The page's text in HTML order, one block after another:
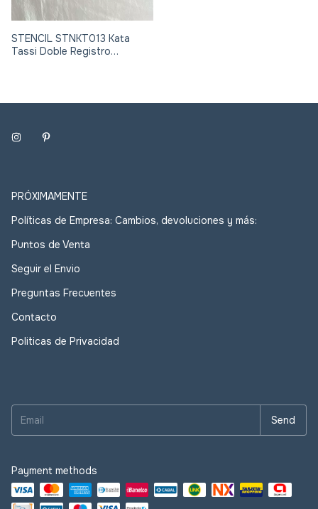
STENCIL STNKT013 Kata
Tassi Doble Registro
PRÓXIMAMENTE
Políticas de Empresa: Cambios, devoluciones y más:
Puntos de Venta
Seguir el Envio
Preguntas Frecuentes
Contacto
Politicas de Privacidad
Payment methods